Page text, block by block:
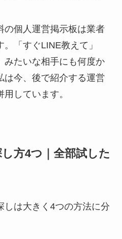
の個人運営掲示板は業者
「すぐLINE教えて」
みたいな相手にも何度か
は今、後で紹介する運営
しています。
方4つ｜全部試した
しは大きく4つの方法に分